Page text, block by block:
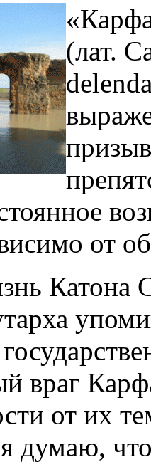
(лат.
от
Катона
враг
от их
думаю,